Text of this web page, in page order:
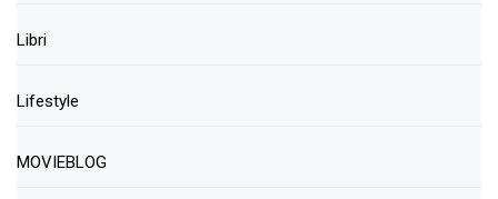
Libri
Lifestyle
MOVIEBLOG